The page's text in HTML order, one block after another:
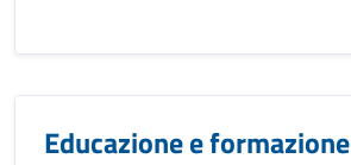
Educazione e formazione